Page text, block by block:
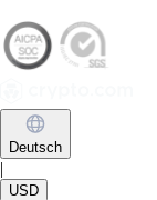
Deutsch
|
USD